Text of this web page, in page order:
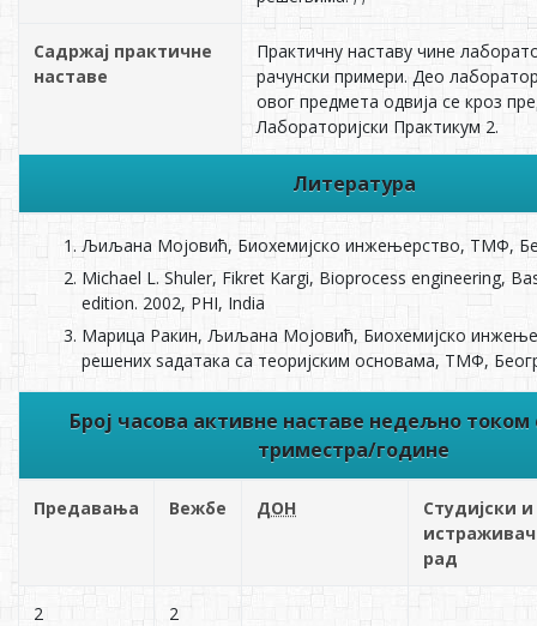
Садржај практичне
наставе
Практичну наставу чине
рачунски примери. Део
овог предмета одвија се кроз
Лабораторијски Практикум 2.
Литература
Љиљана Мојовић, Биохемијско инжењерство, ТМФ,
Michael L. Shuler, Fikret Kargi, Bioprocess engineering,
edition. 2002, PHI, India
Марица Ракин, Љиљана Мојовић, Биохемијско
решених ѕадатака са теоријским основама, ТМФ,
Број часова активне наставе недељно
триместра/године
Предавања Вежбе ДОН
Студијски и
рад
2 2